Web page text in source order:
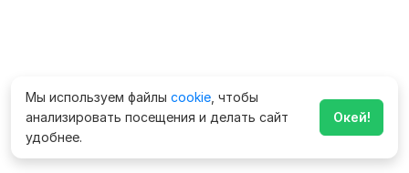
Мы используем файлы cookie , чтобы
анализировать посещения и делать сайт
удобнее.
Окей!